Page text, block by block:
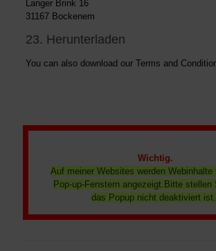
Langer Brink 16
31167 Bockenem
23. Herunterladen
You can also download our Terms and
Wichtig.
Auf meiner Websites werden Webinhalte
Pop-up-Fenstern angezeigt.Bitte stellen
das Popup nicht deaktiviert